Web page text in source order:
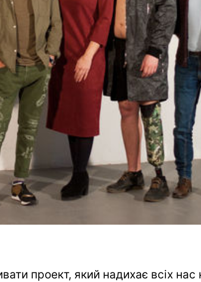
проект, який надихає всіх нас